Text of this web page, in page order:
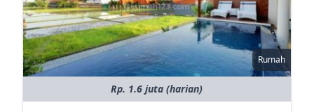
Rumah
Rp. 1.6 juta (harian)